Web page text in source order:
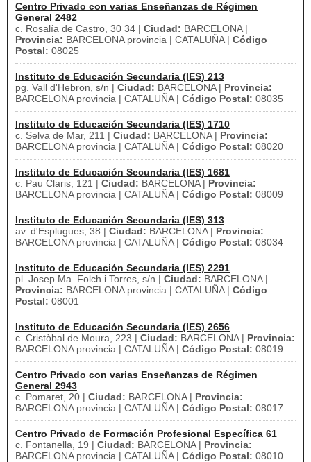
Centro Privado con varias Enseñanzas de Régimen
General 2482
c. Rosalía de Castro, 30 34 | Ciudad: BARCELONA |
Provincia: BARCELONA provincia | CATALUÑA | Código
Postal: 08025
Instituto de Educación Secundaria (IES) 213
pg. Vall d'Hebron, s/n | Ciudad: BARCELONA | Provincia:
BARCELONA provincia | CATALUÑA | Código Postal: 08035
Instituto de Educación Secundaria (IES) 1710
c. Selva de Mar, 211 | Ciudad: BARCELONA | Provincia:
BARCELONA provincia | CATALUÑA | Código Postal: 08020
Instituto de Educación Secundaria (IES) 1681
c. Pau Claris, 121 | Ciudad: BARCELONA | Provincia:
BARCELONA provincia | CATALUÑA | Código Postal: 08009
Instituto de Educación Secundaria (IES) 313
av. d'Esplugues, 38 | Ciudad: BARCELONA | Provincia:
BARCELONA provincia | CATALUÑA | Código Postal: 08034
Instituto de Educación Secundaria (IES) 2291
pl. Josep Ma. Folch i Torres, s/n | Ciudad: BARCELONA |
Provincia: BARCELONA provincia | CATALUÑA | Código
Postal: 08001
Instituto de Educación Secundaria (IES) 2656
c. Cristòbal de Moura, 223 | Ciudad: BARCELONA | Provincia:
BARCELONA provincia | CATALUÑA | Código Postal: 08019
Centro Privado con varias Enseñanzas de Régimen
General 2943
c. Pomaret, 20 | Ciudad: BARCELONA | Provincia:
BARCELONA provincia | CATALUÑA | Código Postal: 08017
Centro Privado de Formación Profesional Específica 61
c. Fontanella, 19 | Ciudad: BARCELONA | Provincia:
BARCELONA provincia | CATALUÑA | Código Postal: 08010